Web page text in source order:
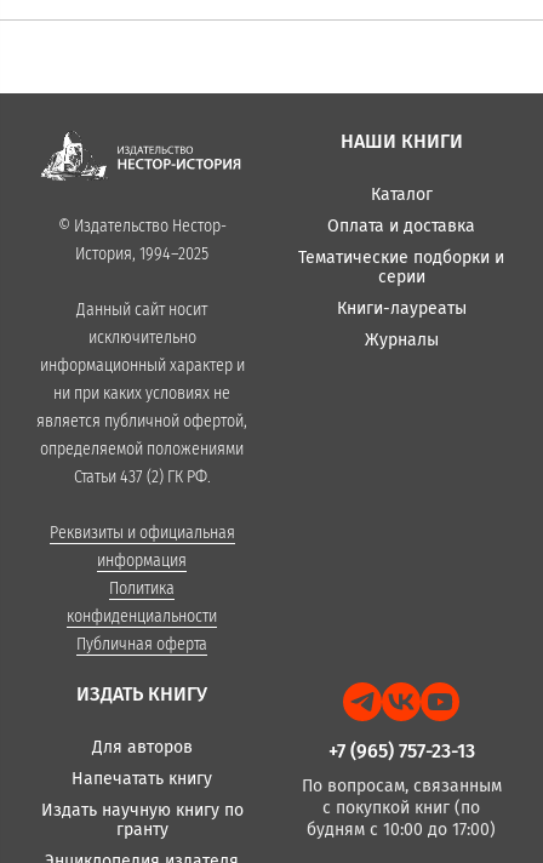
© Издательство Нестор-
История, 1994–2025
Данный сайт носит
исключительно
информационный характер и
ни при каких условиях не
является публичной офертой,
определяемой положениями
Статьи 437 (2) ГК РФ.
Реквизиты и официальная
информация
Политика
конфиденциальности
Публичная оферта
НАШИ КНИГИ
Каталог
Оплата и доставка
Тематические подборки и
серии
Книги-лауреаты
Журналы
ИЗДАТЬ КНИГУ
Для авторов
Напечатать книгу
Издать научную книгу по
гранту
+7 (965) 757-23-13
По вопросам, связанным
с покупкой книг (по
будням с 10:00 до 17:00)